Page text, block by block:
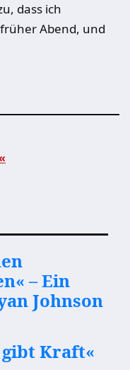
dass ich
Abend, und
– Ein
Johnson
gibt Kraft«